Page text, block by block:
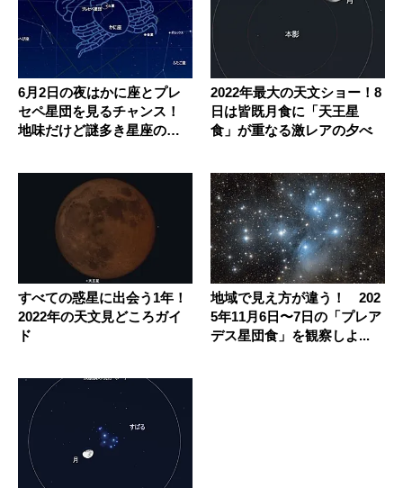
6月2日の夜はかに座とプレ
セペ星団を見るチャンス！
地味だけど謎多き星座の魅
2022年最大の天文ショー！8
日は皆既月食に「天王星
食」が重なる激レアの夕べ
すべての惑星に出会う1年！
2022年の天文見どころガイ
ド
地域で見え方が違う！ 202
5年11月6日〜7日の「プレア
デス星団食」を観察しよ...